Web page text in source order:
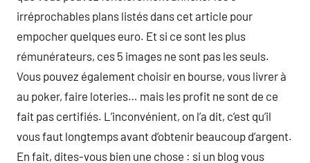
irréprochables plans listés dans cet article pour
empocher quelques euro. Et si ce sont les plus
rémunérateurs, ces 5 images ne sont pas les seuls.
Vous pouvez également choisir en bourse, vous livrer à
au poker, faire loteries… mais les profit ne sont de ce
fait pas certifiés. L’inconvénient, on l’a dit, c’est qu’il
vous faut longtemps avant d’obtenir beaucoup d’argent.
En fait, dites-vous bien une chose : si un blog vous